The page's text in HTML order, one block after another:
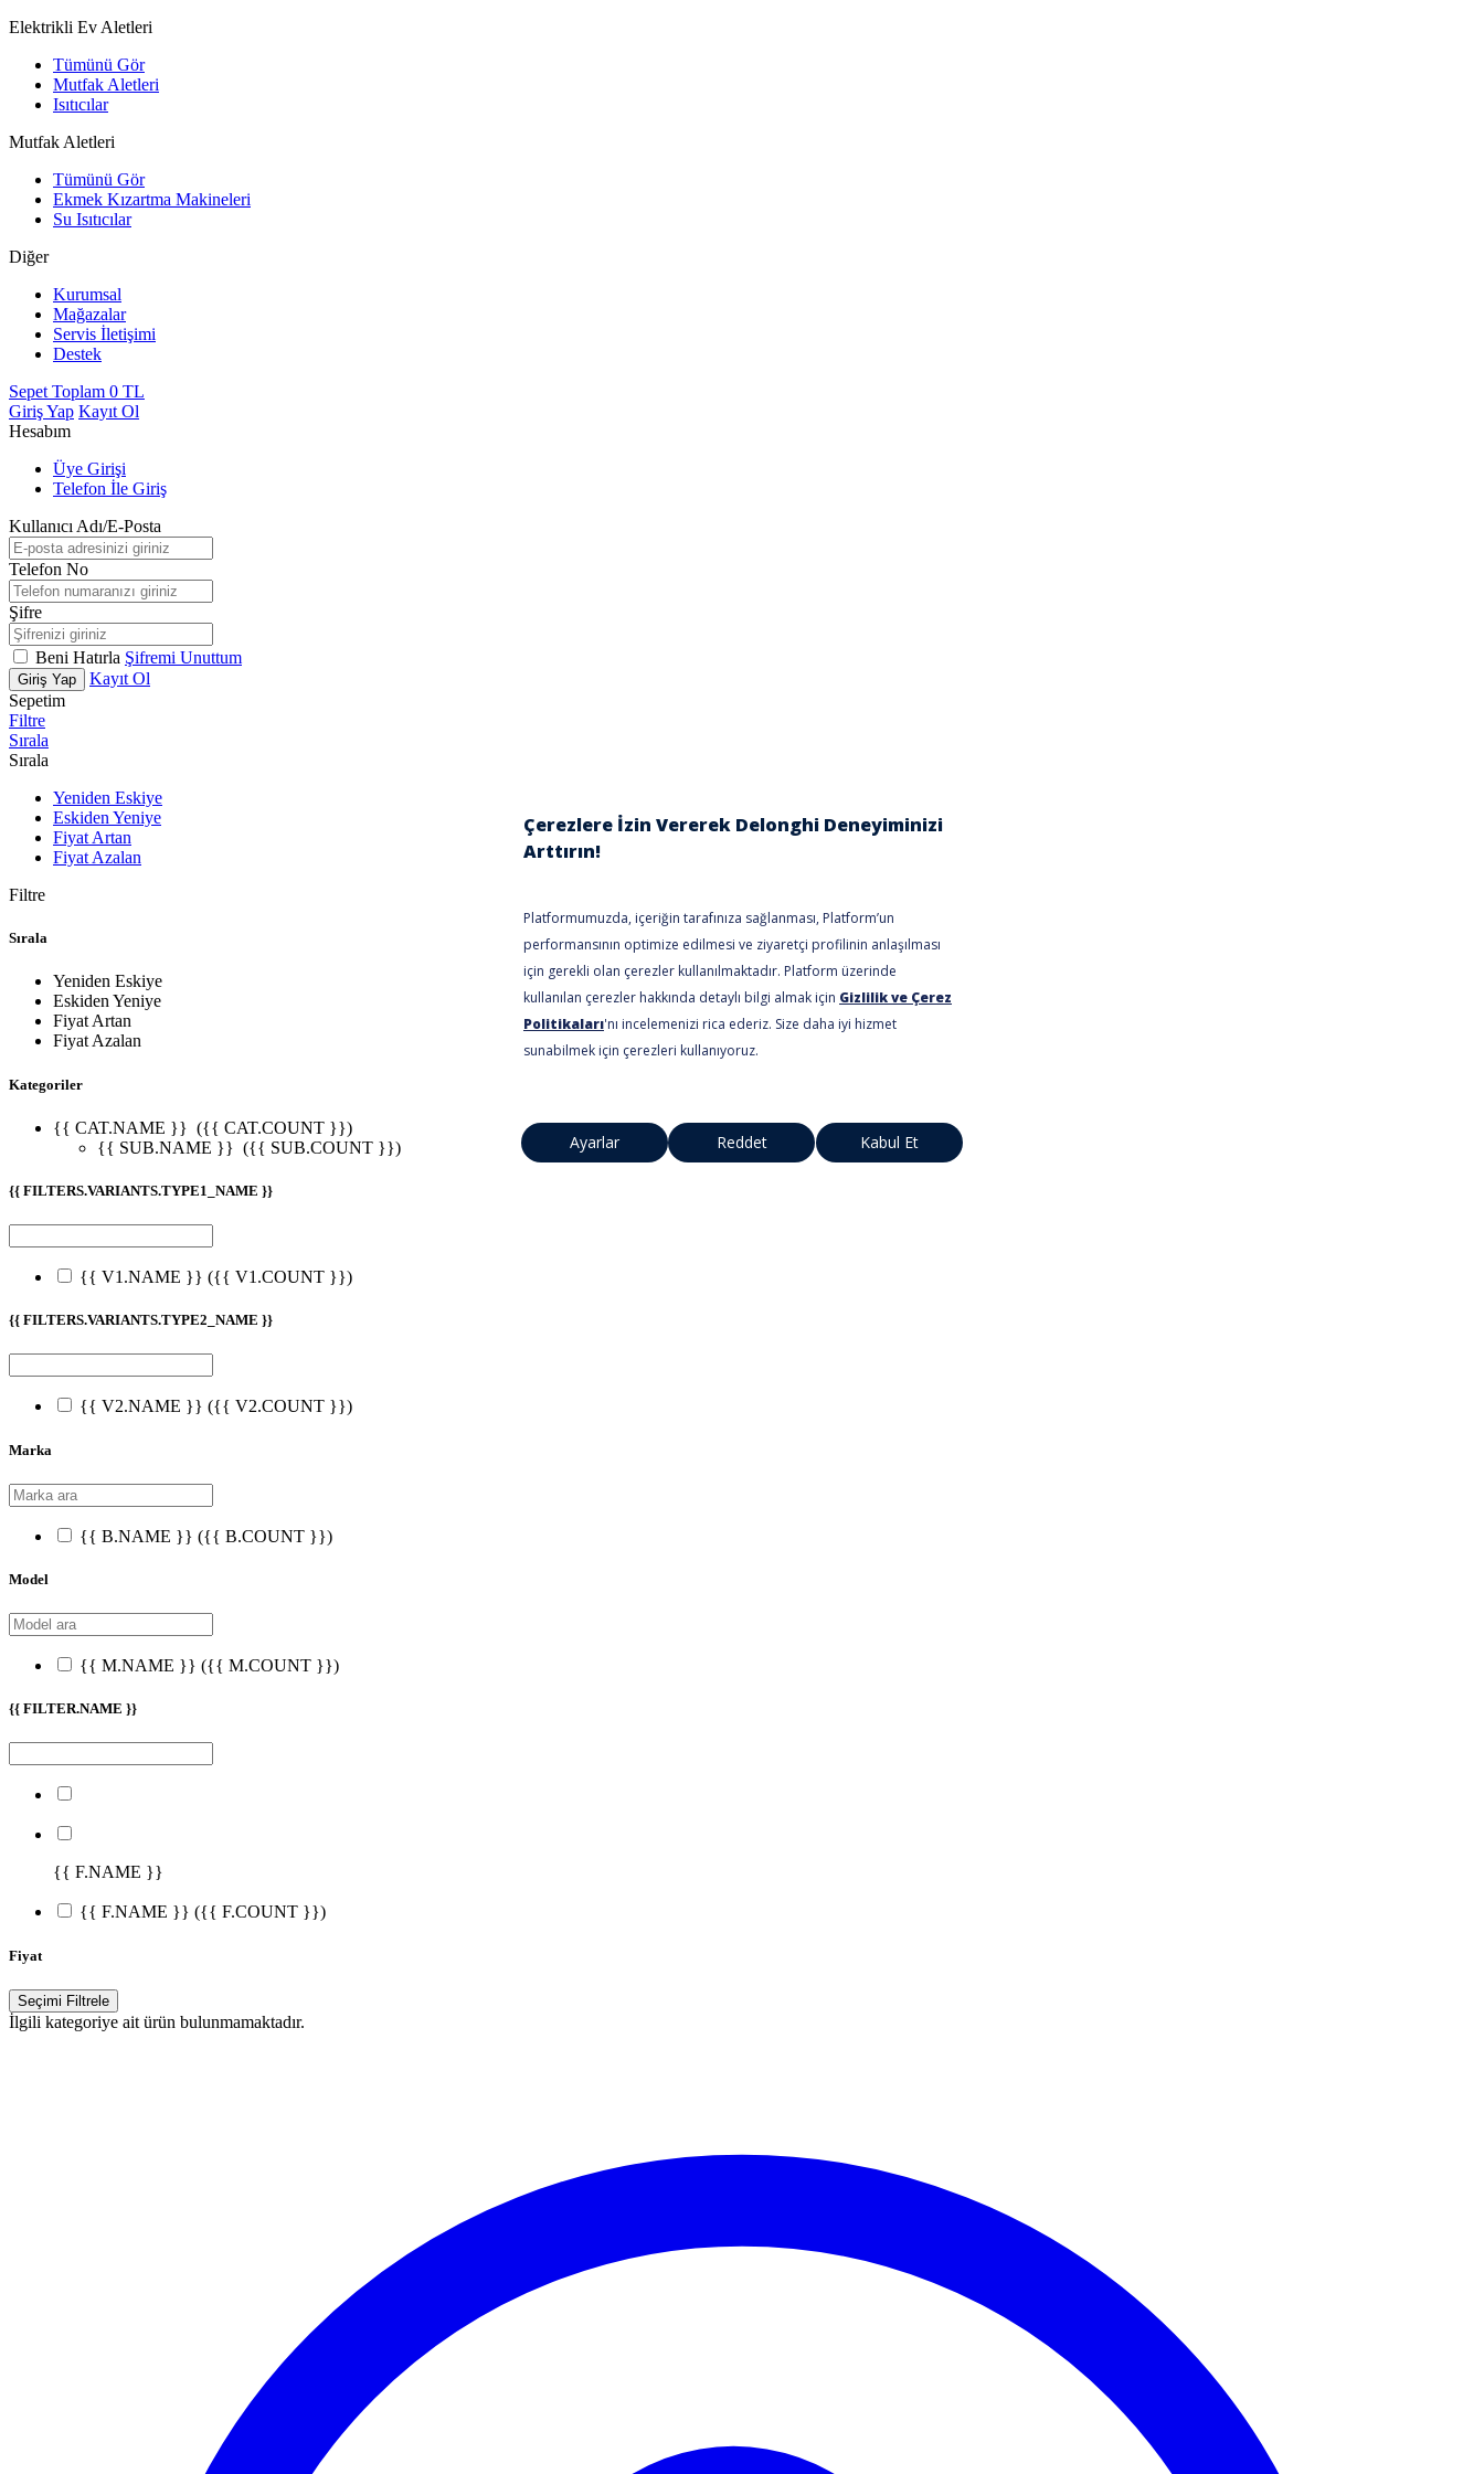
Elektrikli Ev Aletleri
Tümünü Gör
Mutfak Aletleri
Isıtıcılar
Mutfak Aletleri
Tümünü Gör
Ekmek Kızartma Makineleri
Su Isıtıcılar
Diğer
Kurumsal
Mağazalar
Servis İletişimi
Destek
Sepet Toplam 0 TL
Giriş Yap Kayıt Ol
Hesabım
Üye Girişi
Telefon İle Giriş
Kullanıcı Adı/E-Posta
Telefon No
Şifre
Beni Hatırla Şifremi Unuttum
Giriş Yap
Kayıt Ol
Sepetim
Filtre
Sırala
Sırala
Yeniden Eskiye
Eskiden Yeniye
Fiyat Artan
Fiyat Azalan
Filtre
Sırala
Yeniden Eskiye
Eskiden Yeniye
Fiyat Artan
Fiyat Azalan
Kategoriler
{{ CAT.NAME }} ({{ CAT.COUNT }})
{{ SUB.NAME }} ({{ SUB.COUNT }})
{{ FILTERS.VARIANTS.TYPE1_NAME }}
{{ V1.NAME }} ({{ V1.COUNT }})
{{ FILTERS.VARIANTS.TYPE2_NAME }}
{{ V2.NAME }} ({{ V2.COUNT }})
Marka
{{ B.NAME }} ({{ B.COUNT }})
Model
{{ M.NAME }} ({{ M.COUNT }})
{{ FILTER.NAME }}
{{ F.NAME }}
{{ F.NAME }} ({{ F.COUNT }})
Fiyat
Seçimi Filtrele
İlgili kategoriye ait ürün bulunmamaktadır.